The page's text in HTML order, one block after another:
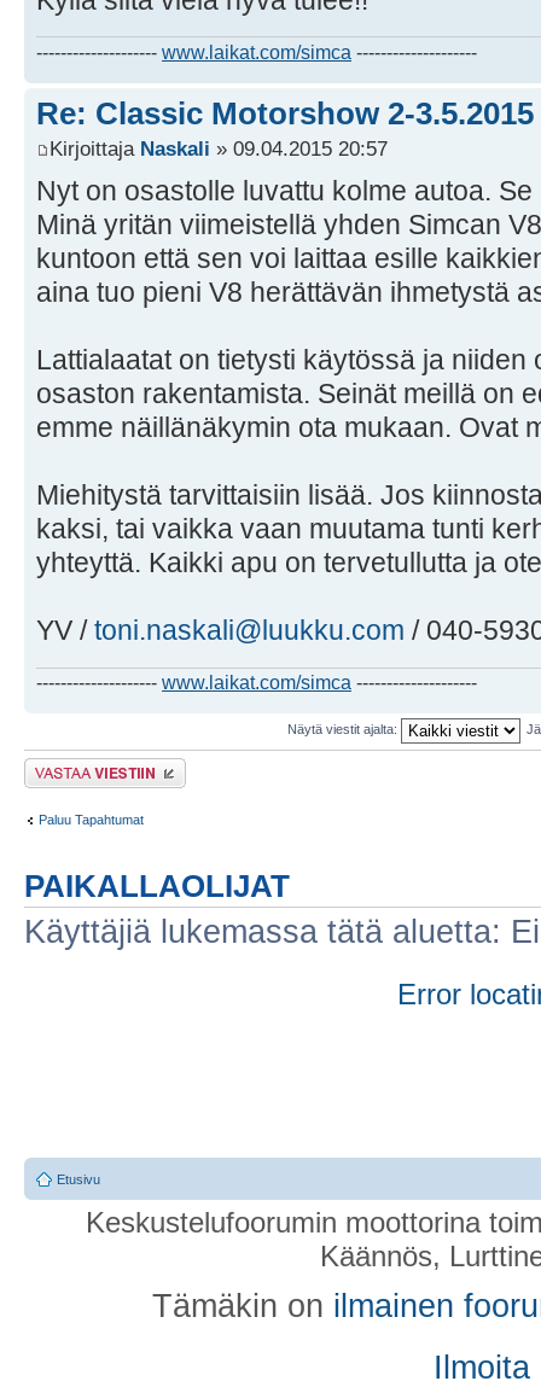
-------------------- www.laikat.com/simca --------------------
Re: Classic Motorshow 2-3.5.2015
Kirjoittaja Naskali » 09.04.2015 20:57
Nyt on osastolle luvattu kolme autoa.
Minä yritän viimeistellä yhden Simcan
kuntoon että sen voi laittaa esille
aina tuo pieni V8 herättävän ihmetystä
Lattialaatat on tietysti käytössä ja niiden
osaston rakentamista. Seinät meillä on
emme näillänäkymin ota mukaan. Ovat
Miehitystä tarvittaisiin lisää. Jos
kaksi, tai vaikka vaan muutama tunti
yhteyttä. Kaikki apu on tervetullutta ja
YV /toni.naskali@luukku.com / 040-
-------------------- www.laikat.com/simca --------------------
Näytä viestit ajalta:
Lähetä vastaus
Paluu Tapahtumat
PAIKALLAOLIJAT
Käyttäjiä lukemassa tätä aluetta:
Error
Etusivu
Keskustelufoorumin moottorina
Käännös,
Tämäkin on ilmainen